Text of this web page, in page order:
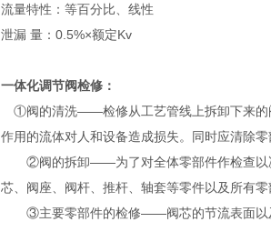
流量特性：等百分比、线性
泄漏 量：0.5%×额定Kv
一体化调节阀检修：
①阀的清洗——检修从工艺管线上拆卸下来的
作用的流体对人和设备造成损失。同时应清除零
②阀的拆卸——为了对全体零部件作检查以决
芯、阀座、阀杆、推杆、轴套等零件以及所有
③主要零部件的检修——阀芯的节流表面以及